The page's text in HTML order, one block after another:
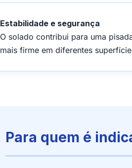
Estabilidade e segurança
O solado contribui para uma
mais firme em diferentes
Para quem é